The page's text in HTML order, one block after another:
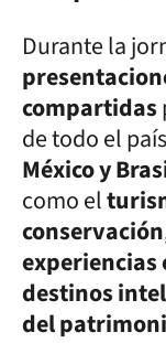
Durante la
compartidas
de todo el
México y
como el
conservación
destinos
del